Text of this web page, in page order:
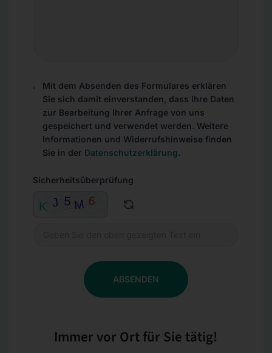
Mit dem Absenden des Formulares erklären
Sie sich damit einverstanden, dass Ihre Daten
zur Bearbeitung Ihrer Anfrage von uns
gespeichert und verwendet werden. Weitere
Informationen und Widerrufshinweise finden
Sie in der Datenschutzerklärung.
Sicherheitsüberprüfung
ABSENDEN
Immer vor Ort für Sie tätig!​